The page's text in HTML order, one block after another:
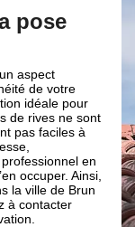
toiture bien
les fuites. Afin de
; il faut bien
comme
puisse bien
couverture de toit
aucun défaut.
de faire appel
Brun
renovation répond
toitures dans la ville